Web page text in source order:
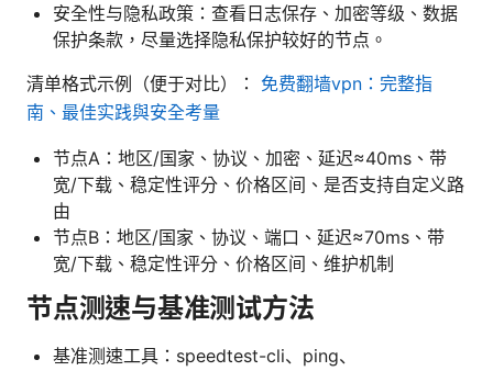
安全性与隐私政策：查看日志保存、加密等级、数据
保护条款，尽量选择隐私保护较好的节点。
清单格式示例（便于对比）： 免费翻墙vpn：完整指
南、最佳实践與安全考量
节点A：地区/国家、协议、加密、延迟≈40ms、带
宽/下载、稳定性评分、价格区间、是否支持自定义路
由
节点B：地区/国家、协议、端口、延迟≈70ms、带
宽/下载、稳定性评分、价格区间、维护机制
节点测速与基准测试方法
基准测速工具：speedtest-cli、ping、